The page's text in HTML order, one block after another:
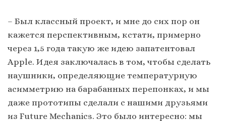
– Был классный проект, и мне до сих пор он
кажется перспективным, кстати, примерно
через 1,5 года такую ​​же идею запатентовал
Apple. Идея заключалась в том, чтобы сделать
наушники, определяющие температурную
асимметрию на барабанных перепонках, и мы
даже прототипы сделали с нашими друзьями
из Future Mechanics. Это было интересно: мы